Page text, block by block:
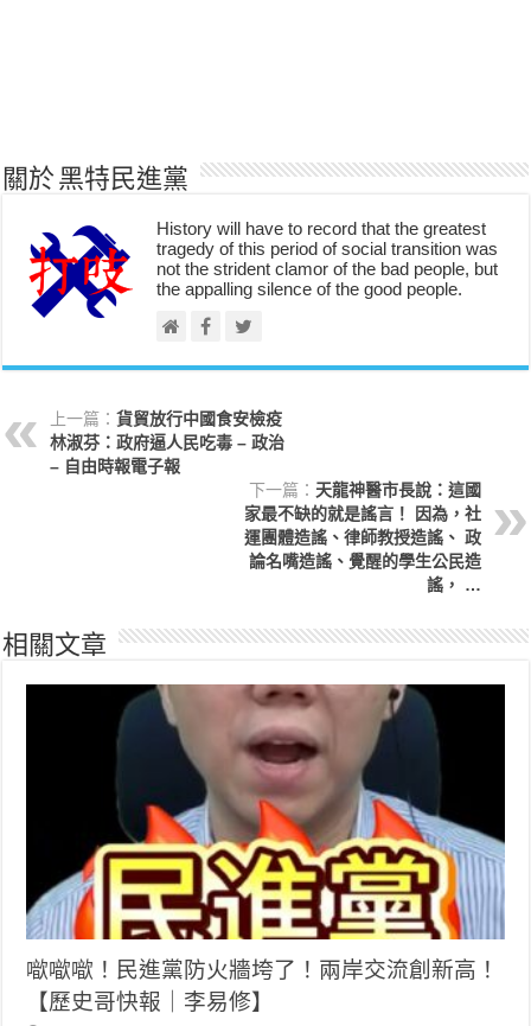
關於 黑特民進黨
History will have to record that the greatest
tragedy of this period of social transition was
not the strident clamor of the bad people, but
the appalling silence of the good people.
上一篇：貨貿放行中國食安檢疫
林淑芬：政府逼人民吃毒 – 政治
– 自由時報電子報
下一篇： 天龍神醫市長說：這國
家最不缺的就是謠言！ 因為，社
運團體造謠、律師教授造謠、 政
論名嘴造謠、覺醒的學生公民造
謠， …
相關文章
噷噷噷！民進黨防火牆垮了！兩岸交流創新高！
【歷史哥快報｜李易修】